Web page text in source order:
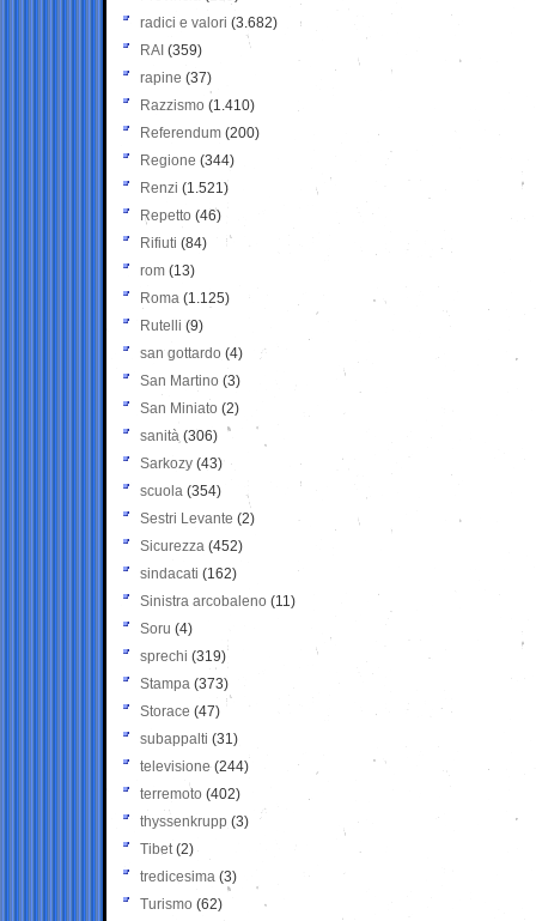
radici e valori (3.682)
RAI (359)
rapine (37)
Razzismo (1.410)
Referendum (200)
Regione (344)
Renzi (1.521)
Repetto (46)
Rifiuti (84)
rom (13)
Roma (1.125)
Rutelli (9)
san gottardo (4)
San Martino (3)
San Miniato (2)
sanità (306)
Sarkozy (43)
scuola (354)
Sestri Levante (2)
Sicurezza (452)
sindacati (162)
Sinistra arcobaleno (11)
Soru (4)
sprechi (319)
Stampa (373)
Storace (47)
subappalti (31)
televisione(244)
terremoto (402)
thyssenkrupp (3)
Tibet(2)
tredicesima (3)
Turismo (62)